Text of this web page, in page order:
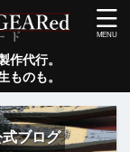
作代行。
ものも。
式ブログ